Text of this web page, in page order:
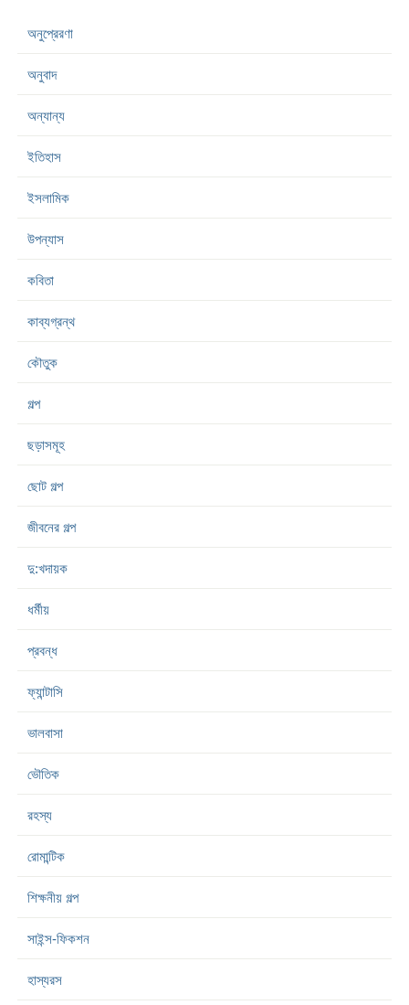
অনুপ্রেরণা
অনুবাদ
অন্যান্য
ইতিহাস
ইসলামিক
উপন্যাস
কবিতা
কাব্যগ্রন্থ
কৌতুক
গল্প
ছড়াসমূহ
ছোট গল্প
জীবনের গল্প
দু:খদায়ক
ধর্মীয়
প্রবন্ধ
ফ্যান্টাসি
ভালবাসা
ভৌতিক
রহস্য
রোমান্টিক
শিক্ষনীয় গল্প
সাইন্স-ফিকশন
হাস্যরস